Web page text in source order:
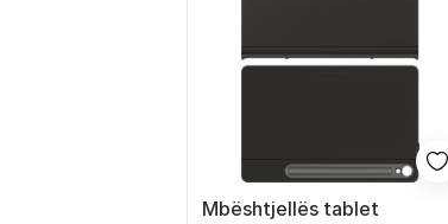
Mbështjellës tablet